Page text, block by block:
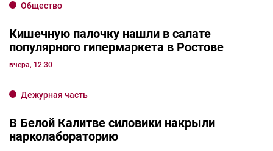
доходный дом Емельянова
сегодня, 08:13